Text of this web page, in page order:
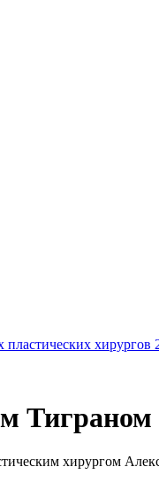
пластических хирургов
хирургом